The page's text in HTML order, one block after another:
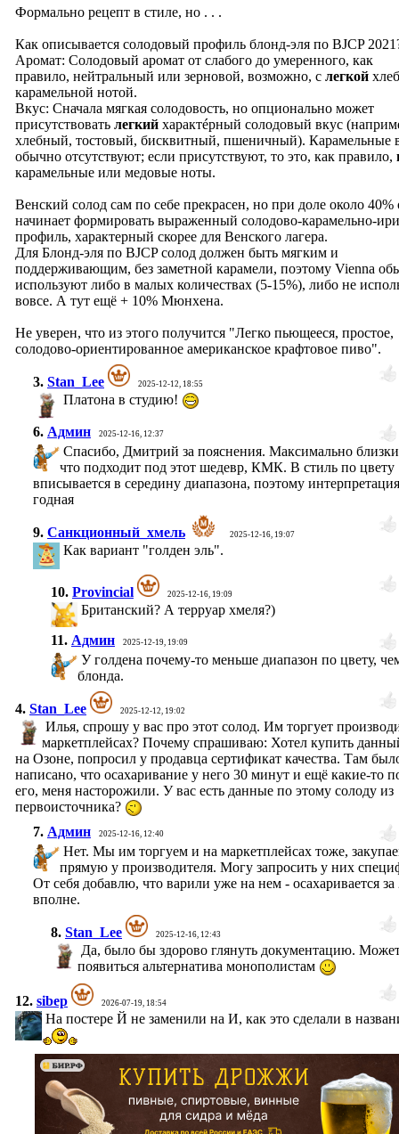
Формально рецепт в стиле, но . . .
Как описывается солодовый профиль блонд-эля по BJCP
Аромат: Солодовый аромат от слабого до умеренного, как
правило, нейтральный или зерновой, возможно, с легкой
карамельной нотой.
Вкус: Сначала мягкая солодовость, но опционально может
присутствовать легкий характéрный солодовый вкус
хлебный, тостовый, бисквитный, пшеничный). Карамельные
обычно отсутствуют; если присутствуют, то это, как правило,
карамельные или медовые ноты.
Венский солод сам по себе прекрасен, но при доле около 40%
начинает формировать выраженный солодово-карамельно-
профиль, характерный скорее для Венского лагера.
Для Блонд-эля по BJCP солод должен быть мягким и
поддерживающим, без заметной карамели, поэтому Vienna
используют либо в малых количествах (5-15%), либо не
вовсе. А тут ещё + 10% Мюнхена.
Не уверен, что из этого получится "Легко пьющееся, простое,
солодово-ориентированное американское крафтовое пиво".
3. Stan_Lee 2025-12-12, 18:55
Платона в студию!
6. Админ 2025-12-16, 12:37
Спасибо, Дмитрий за пояснения. Максимально
что подходит под этот шедевр, КМК. В стиль по цвету
вписывается в середину диапазона, поэтому
годная
9. Санкционный_хмель 2025-12-16, 19:07
Как вариант "голден эль".
10. Provincial 2025-12-16, 19:09
Британский? А терруар хмеля?)
11. Админ 2025-12-19, 19:09
У голдена почему-то меньше диапазон по цвету,
блонда.
4. Stan_Lee 2025-12-12, 19:02
Илья, спрошу у вас про этот солод. Им торгует
маркетплейсах? Почему спрашиваю: Хотел купить
на Озоне, попросил у продавца сертификат качества. Там
написано, что осахаривание у него 30 минут и ещё какие-то
его, меня насторожили. У вас есть данные по этому солоду из
первоисточника?
7. Админ 2025-12-16, 12:40
Нет. Мы им торгуем и на маркетплейсах тоже,
прямую у производителя. Могу запросить у них
От себя добавлю, что варили уже на нем - осахаривается
вполне.
8. Stan_Lee 2025-12-16, 12:43
Да, было бы здорово глянуть документацию.
появиться альтернатива монополистам
12. sibep 2026-07-19, 18:54
На постере Й не заменили на И, как это сделали в